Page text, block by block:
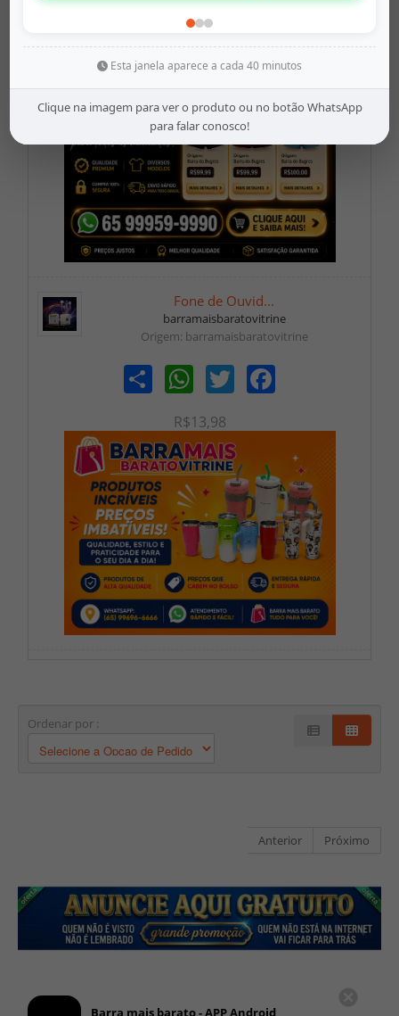
Esta janela aparece a cada 40 minutos
Clique na imagem para ver o produto ou no botão WhatsApp
para falar conosco!
R$99,99
Fone de Ouvid...
barramaisbaratovitrine
Origem: barramaisbaratovitrine
Share WhatsAppTwitter Facebook
R$13,98
Ordenar por :
Anterior Próximo
Barra mais barato - APP Android